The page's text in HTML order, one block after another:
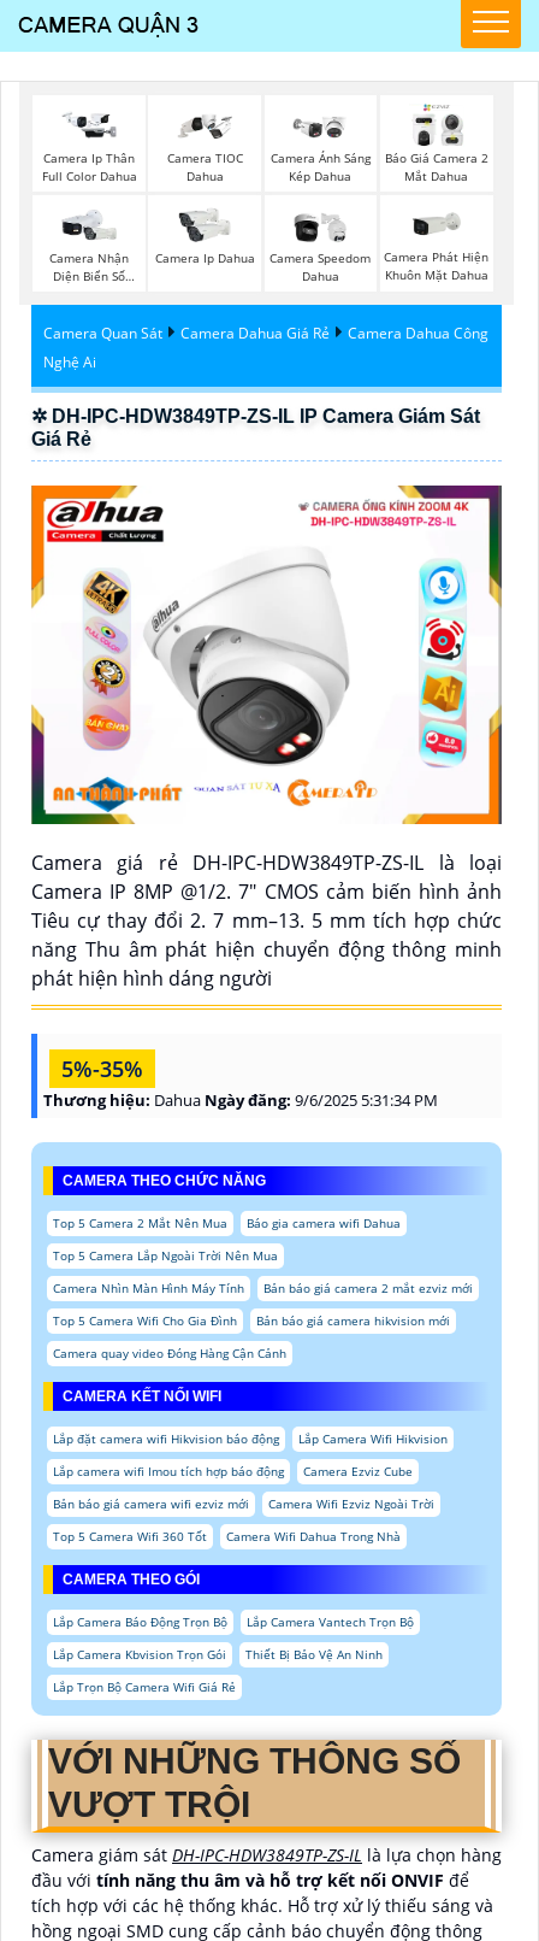
Camera Ip Thân
Full Color Dahua
Camera TIOC
Dahua
Camera Ánh Sáng
Kép Dahua
Báo Giá Camera 2
Mắt Dahua
Camera Nhận
Diện Biển Số
Camera Ip Dahua
Camera Speedom
Dahua
Camera Phát Hiện
Khuôn Mặt Dahua
Camera Quan Sát Camera Dahua Giá Rẻ
Camera Dahua Công
Nghệ Ai
✲ DH-IPC-HDW3849TP-ZS-IL IP Camera Giám Sát
Giá Rẻ
Camera giá rẻ DH-IPC-HDW3849TP-ZS-IL là loại
Camera IP 8MP @1/2. 7" CMOS cảm biến hình ảnh
Tiêu cự thay đổi 2. 7 mm–13. 5 mm tích hợp chức
năng Thu âm phát hiện chuyển động thông minh
phát hiện hình dáng người
5%-35%
Thương hiệu: Dahua Ngày đăng: 9/6/2025 5:31:34 PM
CAMERA THEO CHỨC NĂNG
Top 5 Camera 2 Mắt Nên Mua
Báo gia camera wifi Dahua
Top 5 Camera Lắp Ngoài Trời Nên Mua
Camera Nhìn Màn Hình Máy Tính
Bản báo giá camera 2 mắt ezviz mới
Top 5 Camera Wifi Cho Gia Đình
Bản báo giá camera hikvision mới
Camera quay video Đóng Hàng Cận Cảnh
CAMERA KẾT NỐI WIFI
Lắp đặt camera wifi Hikvision báo động
Lắp Camera Wifi Hikvision
Lắp camera wifi Imou tích hợp báo động
Camera Ezviz Cube
Bản báo giá camera wifi ezviz mới
Camera Wifi Ezviz Ngoài Trời
Top 5 Camera Wifi 360 Tốt
Camera Wifi Dahua Trong Nhà
CAMERA THEO GÓI
Lắp Camera Báo Động Trọn Bộ
Lắp Camera Vantech Trọn Bộ
Lắp Camera Kbvision Trọn Gói
Thiết Bị Bảo Vệ An Ninh
Lắp Trọn Bộ Camera Wifi Giá Rẻ
VỚI NHỮNG THÔNG SỐ
VƯỢT TRỘI
Camera giám sát DH-IPC-HDW3849TP-ZS-IL là lựa chọn hàng
đầu với tính năng thu âm và hỗ trợ kết nối ONVIF để
tích hợp với các hệ thống khác. Hỗ trợ xử lý thiếu sáng và
hồng ngoại SMD cung cấp cảnh báo chuyển động thông